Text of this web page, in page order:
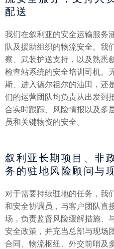
配送
我们在叙利亚的安全运输服务
队及援助组织的物流安全。我
察、武装护送支持，以及熟悉
检查站系统的安全培训司机。
斯、进入德尔祖尔的油田，还
们的运营团队均负责从出发到
合实时跟踪、风险情报以及多
员和关键物资的安全。
叙利亚长期项目、非
务的驻地风险顾问与
对于需要持续驻地的任务，我
和安全协调员，与客户团队直
场，负责监督风险缓解措施、
安全政策，并充当总部与现场
合同、物流枢纽、外交前哨及